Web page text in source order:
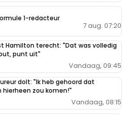
1-redacteur
7 aug. 07:20
Hamilton terecht: "Dat was volledig
punt uit"
Vandaag, 09:45
dolt: "Ik heb gehoord dat
hierheen zou komen!"
Vandaag, 08:15